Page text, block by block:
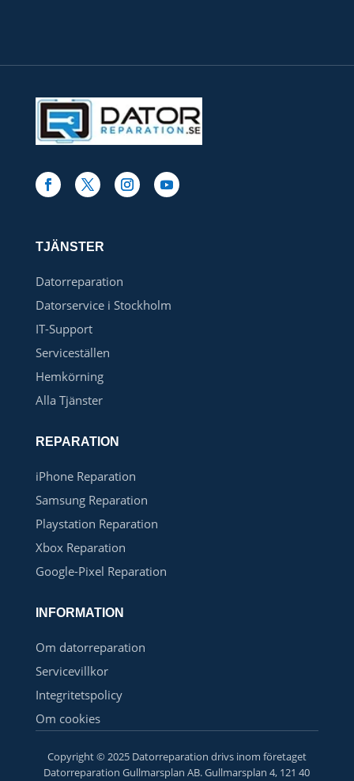
TJÄNSTER
Datorreparation
Datorservice i Stockholm
IT-Support
Serviceställen
Hemkörning
Alla Tjänster
REPARATION
iPhone Reparation
Samsung Reparation
Playstation Reparation
Xbox Reparation
Google-Pixel Reparation
INFORMATION
Om datorreparation
Servicevillkor
Integritetspolicy
Om cookies
Copyright © 2025 Datorreparation drivs inom företaget
Datorreparation Gullmarsplan AB. Gullmarsplan 4, 121 40